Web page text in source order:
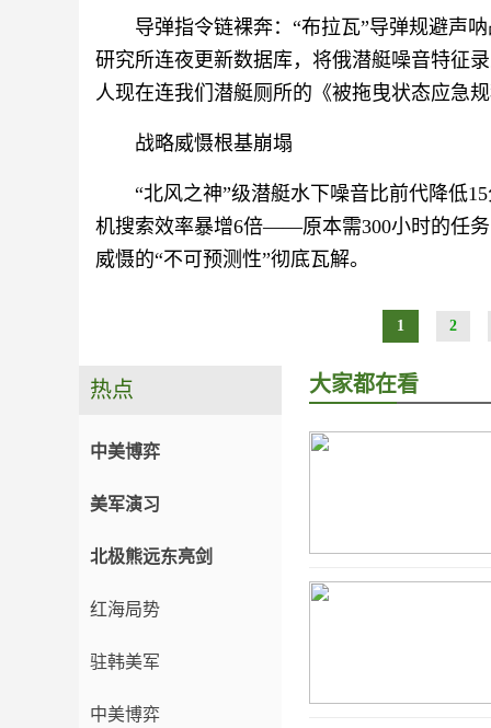
导弹指令链裸奔：“布拉瓦”导弹规避声
研究所连夜更新数据库，将俄潜艇噪音特征
人现在连我们潜艇厕所的《被拖曳状态应急
战略威慑根基崩塌
“北风之神”级潜艇水下噪音比前代降低
机搜索效率暴增6倍——原本需300小时的任
威慑的“不可预测性”彻底瓦解。
1 2
热点
中美博弈
美军演习
北极熊远东亮剑
红海局势
驻韩美军
中美博弈
大家都在看